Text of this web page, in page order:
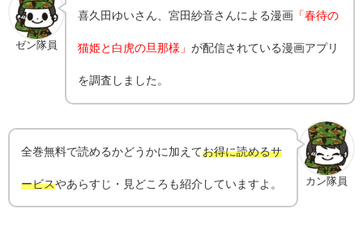
ゼン隊員
喜久田ゆいさん、宮田紗音さんによる漫画 「春待の
猫姫と白虎の旦那様」が配信されている漫画アプリ
を調査しました。
カン隊員
全巻無料で読めるかどうかに加えてお得に読めるサ
ービスやあらすじ・見どころも紹介していますよ。